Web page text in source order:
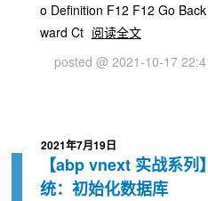
o Definition F12 F12 Go
ward Ct 阅读全文
posted @ 2021-10-17
2021年7月19日
【abp vnext 实战系
统：初始化数据库